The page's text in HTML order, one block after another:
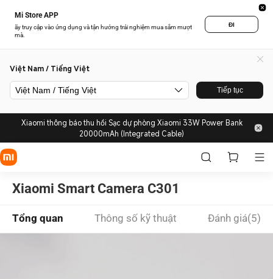
Mi Store APP
ãy truy cập vào ứng dụng và tận hưởng trải nghiệm mua sắm mượt
mà.
ĐI
Việt Nam / Tiếng Việt
Việt Nam / Tiếng Việt Tiếp tục
Xiaomi thông báo thu hồi Sạc dự phòng Xiaomi 33W Power Bank
20000mAh (Integrated Cable)
Xiaomi Smart Camera C301
Tổng quan Thông số kỹ thuật Đánh giá(5)